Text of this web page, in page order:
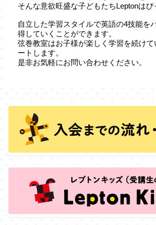
そんな意欲旺盛な子どもたちLeptonはぴ
自立した学習スタイルで英語の4技能を
得していくことができます。
弦巻教室はお子様が楽しく学習を続け
ートします。
是非お気軽にお問い合わせください。